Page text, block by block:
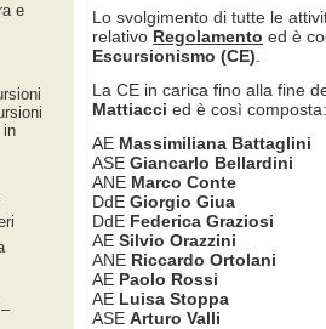
Lo svolgimento di tutte le
relativo Regolamento ed è
Escursionismo (CE)
La CE in carica fino alla fine
Mattiacci ed è così composta:
AE Massimiliana Battaglini
ASE Giancarlo Bellardini
ANE Marco Conte
DdE Giorgio Giua
DdE Federica Graziosi
AE Silvio Orazzini
ANE Riccardo Ortolani
AE Paolo Rossi
AE Luisa Stoppa
ASE Arturo Valli
e
in